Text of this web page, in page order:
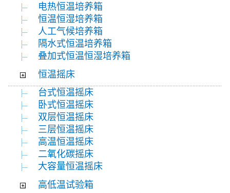
电热恒温培养箱
恒温恒湿培养箱
人工气候培养箱
隔水式恒温培养箱
叠加式恒温恒湿培养箱
恒温摇床
台式恒温摇床
卧式恒温摇床
双层恒温摇床
三层恒温摇床
高温恒温摇床
二氧化碳摇床
大容量恒温摇床
高低温试验箱